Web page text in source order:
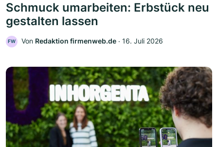
Schmuck umarbeiten: Erbstück neu
gestalten lassen
FW Von Redaktion firmenweb.de ‧ 16. Juli 2026